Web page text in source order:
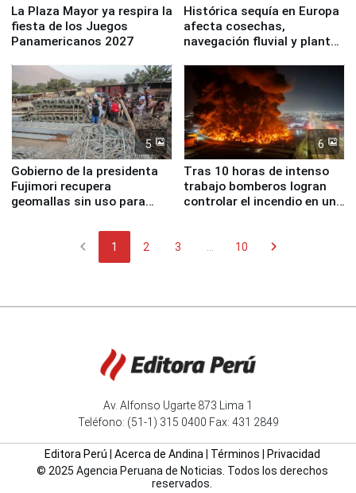
La Plaza Mayor ya respira la
fiesta de los Juegos
Panamericanos 2027
Histórica sequía en Europa
afecta cosechas,
navegación fluvial y plantas
5
Gobierno de la presidenta
Fujimori recupera
geomallas sin uso para
Fenómeno El Niño
6
Tras 10 horas de intenso
trabajo bomberos logran
controlar el incendio en una
chevron_left 1 2 3 10 chevron_right
Av. Alfonso Ugarte 873 Lima 1
Teléfono: (51-1) 315 0400 Fax: 431 2849
Editora Perú Acerca de Andina| Términos
Privacidad
© 2025 Agencia Peruana de Noticias. Todos los derechos
reservados.